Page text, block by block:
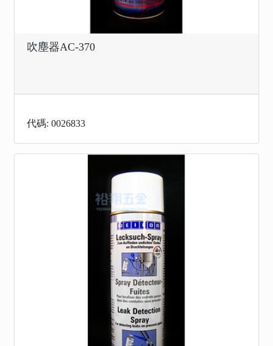
吹塵器AC-370
代碼: 0026833